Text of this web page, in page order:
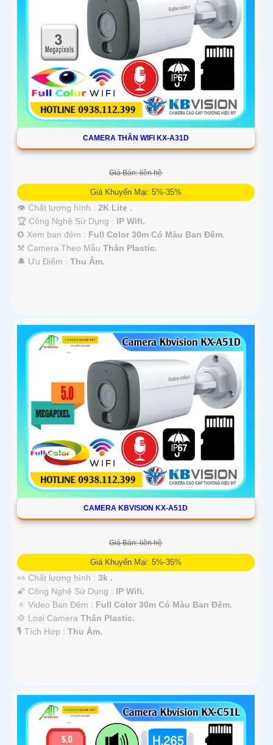
CAMERA THÂN WIFI KX-A31D
Giá Bán: liên hệ
Giá Khuyến Mại: 5%-35%
👁 Chất lượng hình : 2K Lite .
🏆 Công Nghệ Sử Dụng : IP Wifi.
✪ Xem ban đêm : Full Color 30m Có Màu Ban Ðêm.
⚒ Camera Theo Mẫu Thân Plastic.
️🔔 Ưu Điểm : Thu Âm.
CAMERA KBVISION KX-A51D
Giá Bán: liên hệ
Giá Khuyến Mại: 5%-35%
👀 Chất lượng hình : 3k .
🌠 Công Nghệ Sử Dụng : IP Wifi.
🔅 Video Ban Đêm : Full Color 30m Có Màu Ban Ðêm.
💢 Loại Camera Thân Plastic.
️🎙 Tích Hợp : Thu Âm.